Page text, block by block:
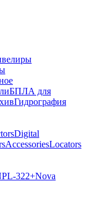
БПЛА для
Гидрография
Digital
AccessoriesLocators
322+Nova